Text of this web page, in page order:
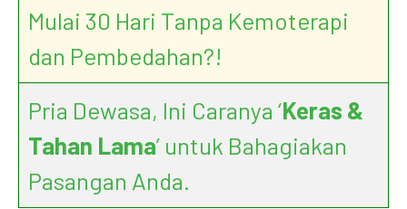
Mulai 30 Hari Tanpa Kemoterapi
dan Pembedahan?!
Pria Dewasa, Ini Caranya ‘Keras &
Tahan Lama’ untuk Bahagiakan
Pasangan Anda.